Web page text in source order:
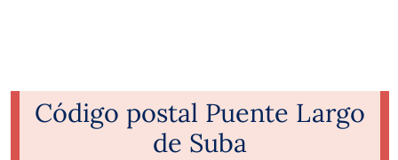
Código postal Puente Largo
de Suba